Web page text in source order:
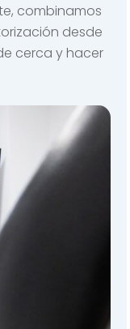
combinamos
desde
cerca y hacer